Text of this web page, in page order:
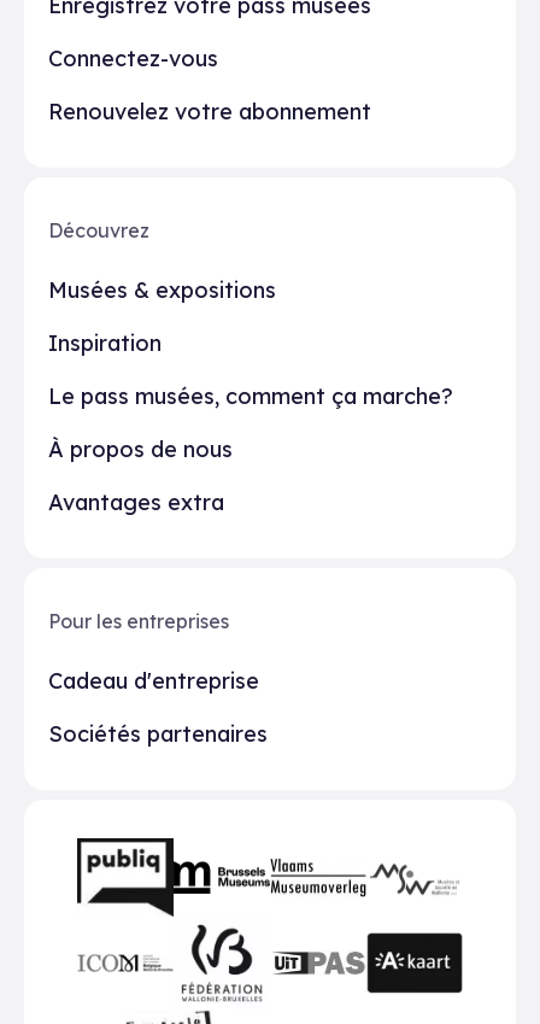
Découvrez
Musées & expositions
Inspiration
Le pass musées, comment ça marche?
À propos de nous
Avantages extra
Pour les entreprises
Cadeau d'entreprise
Sociétés partenaires
Connectez-vous
Renouvelez votre abonnement
Partenaires